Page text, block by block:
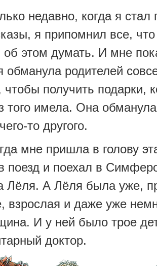
недавно, когда я стал
я припомнил все,
об этом думать. И мне
обманула родителей
чтобы получить подарки,
того имела. Она
то другого.
мне пришла в голову
поезд и поехал в
Лёля. А Лёля была уже,
взрослая и даже уже
И у ней было трое
доктор.